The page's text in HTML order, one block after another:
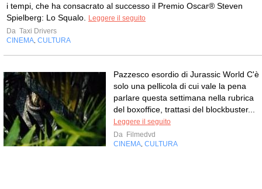
i tempi, che ha consacrato al successo il Premio Oscar® Steven
Spielberg: Lo Squalo.
Leggere il seguito
Da Taxi Drivers
CINEMA CULTURA
Pazzesco esordio di Jurassic World C'è
solo una pellicola di cui vale la pena
parlare questa settimana nella rubrica
del boxoffice, trattasi del blockbuster...
Leggere il seguito
Da Filmedvd
CINEMA CULTURA